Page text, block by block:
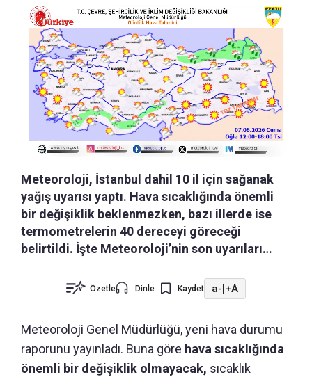
Meteoroloji, İstanbul dahil 10 il için sağanak
yağış uyarısı yaptı. Hava sıcaklığında önemli
bir değişiklik beklenmezken, bazı illerde ise
termometrelerin 40 dereceyi göreceği
belirtildi. İşte Meteoroloji’nin son uyarıları…
Özetle Dinle Kaydet a-|+A
Meteoroloji Genel Müdürlüğü, yeni hava durumu
raporunu yayınladı. Buna göre hava sıcaklığında
önemli bir değişiklik olmayacak, sıcaklık